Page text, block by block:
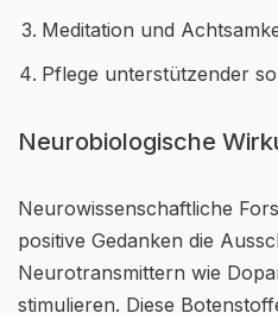
Meditation und
Pflege unterstützender
Neurobiologische
Neurowissenschaftliche
positive Gedanken die
Neurotransmittern wie
stimulieren. Diese